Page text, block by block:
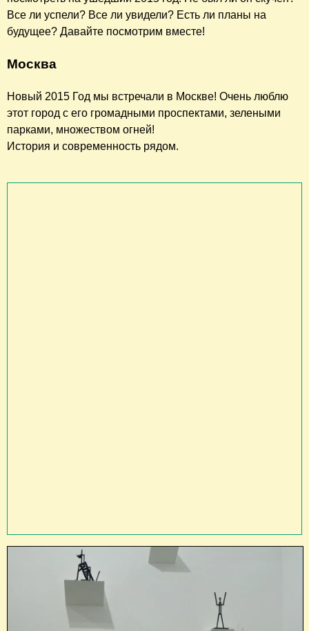
Все ли успели? Все ли увидели? Есть ли планы на
будущее? Давайте посмотрим вместе!
Москва
Новый 2015 Год мы встречали в Москве! Очень люблю
этот город с его громадными проспектами, зелеными
парками, множеством огней!
История и современность рядом.